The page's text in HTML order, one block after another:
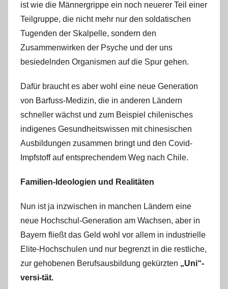
ist wie die Männergrippe ein noch neuerer Teil einer
Teilgruppe, die nicht mehr nur den soldatischen
Tugenden der Skalpelle, sondern den
Zusammenwirken der Psyche und der uns
besiedelnden Organismen auf die Spur gehen.
Dafür braucht es aber wohl eine neue Generation
von Barfuss-Medizin, die in anderen Ländern
schneller wächst und zum Beispiel chilenisches
indigenes Gesundheitswissen mit chinesischen
Ausbildungen zusammen bringt und den Covid-
Impfstoff auf entsprechendem Weg nach Chile.
Familien-Ideologien und Realitäten
Nun ist ja inzwischen in manchen Ländern eine
neue Hochschul-Generation am Wachsen, aber in
Bayern fließt das Geld wohl vor allem in industrielle
Elite-Hochschulen und nur begrenzt in die restliche,
zur gehobenen Berufsausbildung gekürzten „Uni“-
versi-tät.